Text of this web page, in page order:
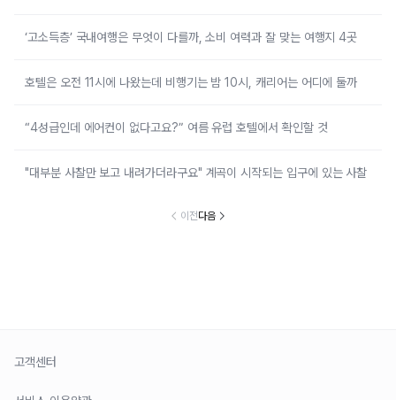
‘고소득층’ 국내여행은 무엇이 다를까, 소비 여력과 잘 맞는 여행지 4곳
호텔은 오전 11시에 나왔는데 비행기는 밤 10시, 캐리어는 어디에 둘까
“4성급인데 에어컨이 없다고요?” 여름 유럽 호텔에서 확인할 것
"대부분 사찰만 보고 내려가더라구요" 계곡이 시작되는 입구에 있는 사찰
이전다음
고객센터